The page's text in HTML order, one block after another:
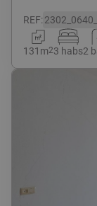
REF:
131 m23 habs2